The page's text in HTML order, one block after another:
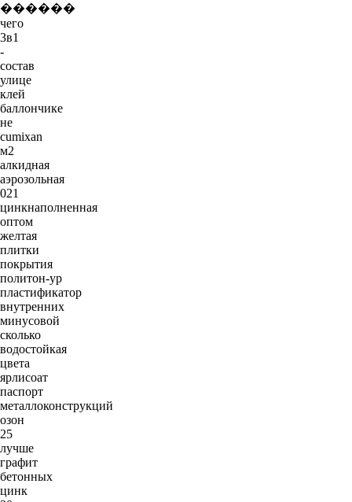
������
чего
3в1
-
состав
улице
клей
баллончике
не
cumixan
м2
алкидная
аэрозольная
021
цинкнаполненная
оптом
желтая
плитки
покрытия
политон-ур
пластификатор
внутренних
минусовой
сколько
водостойкая
цвета
ярлисоат
паспорт
металлоконструкций
озон
25
лучше
графит
бетонных
цинк